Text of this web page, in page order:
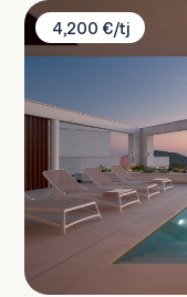
Villa Five K
4,200 €/tj